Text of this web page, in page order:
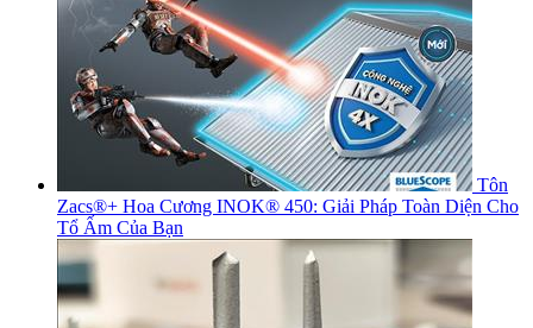
Tôn
Zacs®+ Hoa Cương INOK® 450: Giải Pháp Toàn Diện Cho
Tổ Ấm Của Bạn